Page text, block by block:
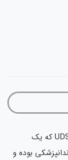
جرمگیر وودپیکر Woodpecker مدل UDS-J2 Plus که یک
بوده و